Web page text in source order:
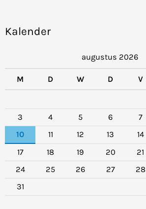
Kalender
augustus 2026
M D W D V
3
4 5 6 7
10
11 12 13 14
17
18 19 20 21
24
25 26 27 28
31